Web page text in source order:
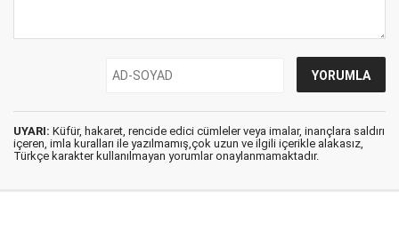
UYARI: Küfür, hakaret, rencide edici cümleler veya imalar, inançlara saldırı
içeren, imla kuralları ile yazılmamış,çok uzun ve ilgili içerikle alakasız,
Türkçe karakter kullanılmayan yorumlar onaylanmamaktadır.